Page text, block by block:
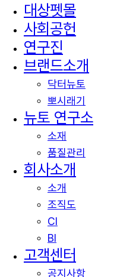
Close
Menu
대상펫몰
사회공헌
연구진
브랜드소개
닥터뉴토
뽀시래기
뉴토 연구소
소재
품질관리
회사소개
소개
조직도
CI
BI
고객센터
공지사항